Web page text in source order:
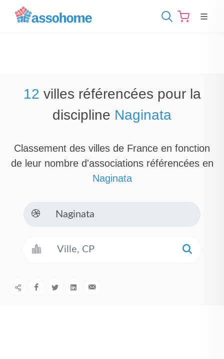
12 villes référencées pour la
discipline Naginata
Classement des villes de France en fonction
de leur nombre d'associations référencées en
Naginata